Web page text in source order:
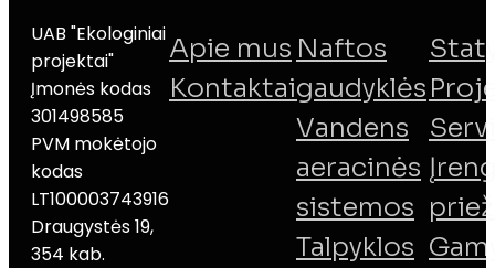
UAB "Ekologiniai
projektai"
Įmonės kodas
301498585
PVM mokėtojo
kodas
LT100003743916
Draugystės 19,
354 kab.
Apie mus
Kontaktai
Naftos
gaudyklės
Vandens
aeracinės
sistemos
Talpyklos